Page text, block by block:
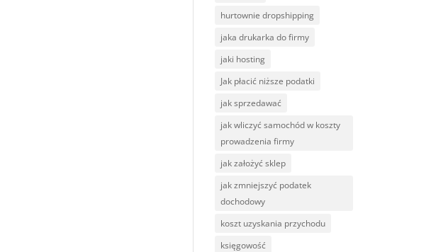
hurtownie dropshipping
jaka drukarka do firmy
jaki hosting
Jak płacić niższe podatki
jak sprzedawać
jak wliczyć samochód w koszty
prowadzenia firmy
jak założyć sklep
jak zmniejszyć podatek
dochodowy
koszt uzyskania przychodu
księgowość